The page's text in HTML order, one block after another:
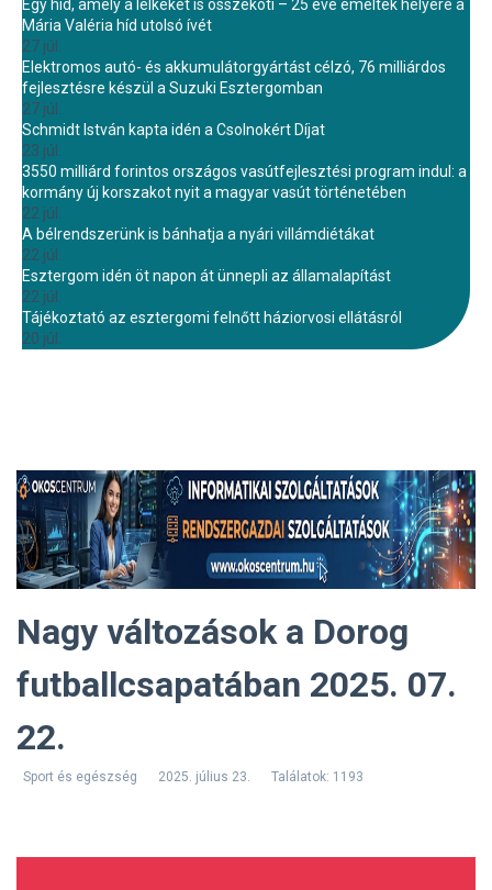
Egy híd, amely a lelkeket is összeköti – 25 éve emelték helyére a
Mária Valéria híd utolsó ívét
27 júl.
Elektromos autó- és akkumulátorgyártást célzó, 76 milliárdos
fejlesztésre készül a Suzuki Esztergomban
27 júl.
Schmidt István kapta idén a Csolnokért Díjat
23 júl.
3550 milliárd forintos országos vasútfejlesztési program indul: a
kormány új korszakot nyit a magyar vasút történetében
22 júl.
A bélrendszerünk is bánhatja a nyári villámdiétákat
22 júl.
Esztergom idén öt napon át ünnepli az államalapítást
22 júl.
Tájékoztató az esztergomi felnőtt háziorvosi ellátásról
20 júl.
Nagy változások a Dorog
futballcsapatában 2025. 07.
22.
Sport és egészség 2025. július 23. Találatok: 1193